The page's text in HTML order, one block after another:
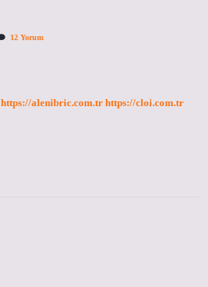
12 Yorum
https://alenibric.com.tr https://cloi.com.tr